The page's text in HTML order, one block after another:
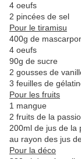
4 oeufs
2 pincées de sel
Pour le tiramisu
400g de
4 oeufs
90g de sucre
2 gousses de
3 feuilles de
Pour les fruits
1 mangue
2 fruits de la
200ml de jus de la
au rayon des jus
Pour la déco